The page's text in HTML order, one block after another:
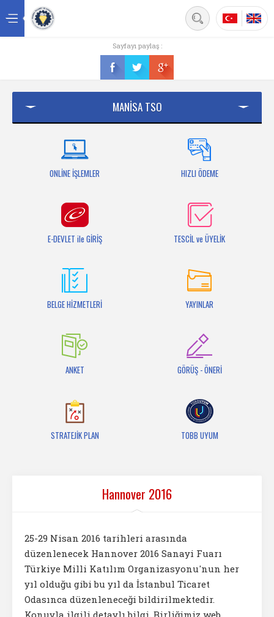
Üyelik
Bilgi Bankası
Sayfayı paylaş :
MANİSA TSO
ONLİNE İŞLEMLER HIZLI ÖDEME
E-DEVLET ile GİRİŞ TESCİL ve ÜYELİK
BELGE HİZMETLERİ YAYINLAR
ANKET GÖRÜŞ - ÖNERİ
STRATEJİK PLAN TOBB UYUM
Hannover 2016
25-29 Nisan 2016 tarihleri arasında
düzenlenecek Hannover 2016 Sanayi Fuarı
Türkiye Milli Katılım Organizasyonu'nun her
yıl olduğu gibi bu yıl da İstanbul Ticaret
Odasınca düzenleneceği bildirilmektedir.
Konuyla ilgili detaylı bilgi, Birliğimiz web